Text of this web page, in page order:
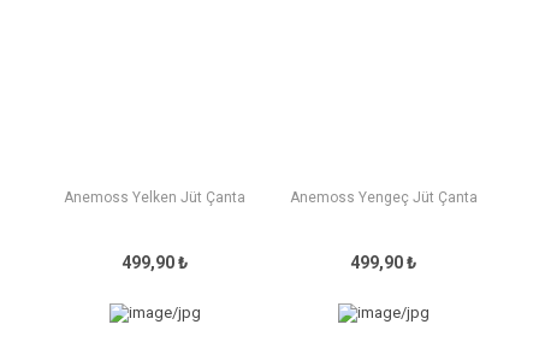
Anemoss Yelken Jüt Çanta
499,90 ₺
Anemoss Yengeç Jüt Çanta
499,90 ₺